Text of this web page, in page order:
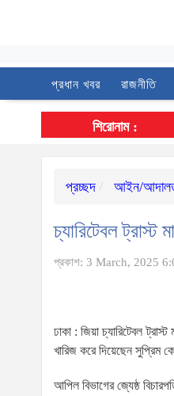
প্রধান খবর রাজনীতি
শিরোনাম :
প্রচ্ছদ আইন/
চ্যারিটেবল ট্রাস্ট
প্রকাশ: 3 March, 2025
ঢাকা : জিয়া চ্যারিটেবল
খারিজ করে দিয়েছেন সুপ্রিম
আপিল বিভাগের জ্যেষ্ঠ